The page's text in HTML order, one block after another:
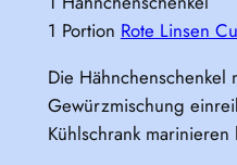
1 Portion Rote Linsen
Die Hähnchenschenkel
Gewürzmischung
Kühlschrank marinieren